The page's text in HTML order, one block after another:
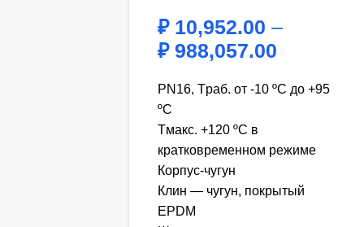
₽10,952.00 –
₽988,057.00
PN16, Tраб. от -10 ºC до +95
ºC
Tмакс. +120 ºC в
кратковременном режиме
Корпус-чугун
Клин — чугун, покрытый
EPDM